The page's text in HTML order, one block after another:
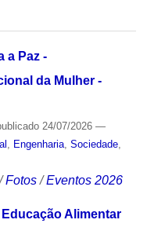
a Paz -
da Mulher -
24/07/2026 —
Engenharia, Sociedade,
Fotos /Eventos 2026
Alimentar